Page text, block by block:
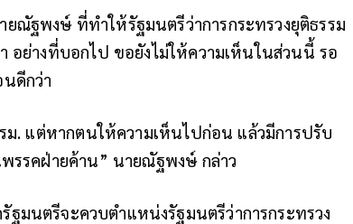
ณัฐพงษ์ ที่ทำให้รัฐมนตรีว่าการกระทรวงยุติธรรม
ย่างที่บอกไป ขอยังไม่ให้ความเห็นในส่วนนี้ รอ
ดีกว่า
ม. แต่หากตนให้ความเห็นไปก่อน แล้วมีการปรับ
รรคฝ่ายค้าน” นายณัฐพงษ์ กล่าว
มนตรีจะควบตำแหน่งรัฐมนตรีว่าการกระทรวง